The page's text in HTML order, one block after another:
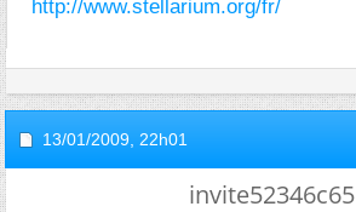
http://www.stellarium.org/fr/
13/01/2009, 22h01
invite52346c65